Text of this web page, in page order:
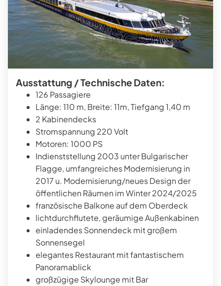
Ausstattung / Technische Daten:
126 Passagiere
Länge: 110 m, Breite: 11m, Tiefgang 1,40 m
2 Kabinendecks
Stromspannung 220 Volt
Motoren: 1000 PS
Indienststellung 2003 unter Bulgarischer
Flagge, umfangreiches Modernisierung in
2017 u. Modernisierung/neues Design der
öffentlichen Räumen im Winter 2024/2025
französische Balkone auf dem Oberdeck
lichtdurchflutete, geräumige Außenkabinen
einladendes Sonnendeck mit großem
Sonnensegel
elegantes Restaurant mit fantastischem
Panoramablick
großzügige Skylounge mit Bar